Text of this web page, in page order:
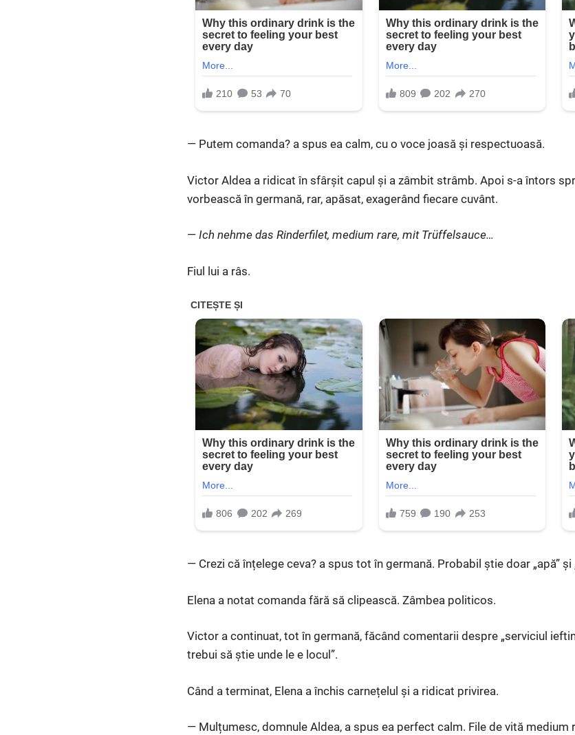
— Putem comanda? a spus ea calm, cu o voce joasă și respectuoasă.
Victor Aldea a ridicat în sfârșit capul și a zâmbit strâmb. Apoi s-a întors
vorbească în germană, rar, apăsat, exagerând fiecare cuvânt.
— Ich nehme das Rinderfilet, medium rare, mit Trüffelsauce…
Fiul lui a râs.
— Crezi că înțelege ceva? a spus tot în germană. Probabil știe doar „apă” și
Elena a notat comanda fără să clipească. Zâmbea politicos.
Victor a continuat, tot în germană, făcând comentarii despre „serviciul
trebui să știe unde le e locul”.
Când a terminat, Elena a închis carnețelul și a ridicat privirea.
— Mulțumesc, domnule Aldea, a spus ea perfect calm. File de vită medium